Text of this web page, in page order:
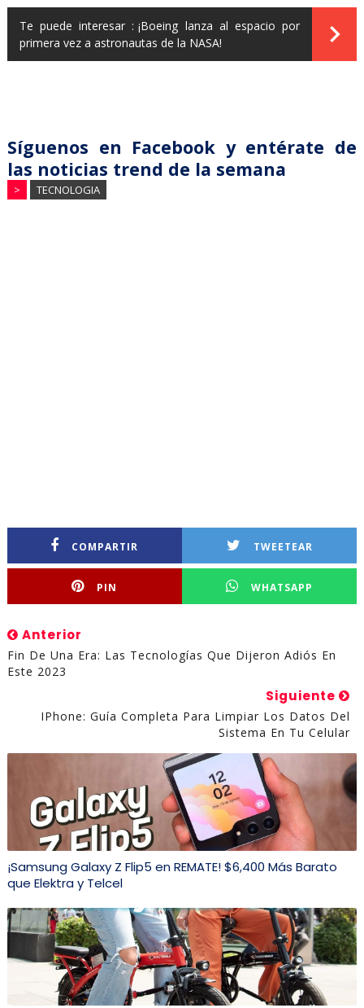
Te puede interesar : ¡Boeing lanza al espacio por
primera vez a astronautas de la NASA!
Síguenos en Facebook y entérate de
las noticias trend de la semana
> TECNOLOGIA
COMPARTIR TWEETEAR
PIN WHATSAPP
Anterior
Fin De Una Era: Las Tecnologías Que Dijeron Adiós En
Este 2023
Siguiente
IPhone: Guía Completa Para Limpiar Los Datos Del
Sistema En Tu Celular
¡Samsung Galaxy Z Flip5 en REMATE! $6,400 Más Barato
que Elektra y Telcel